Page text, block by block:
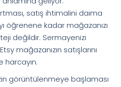
satış ihtimalini daima
öğrenene kadar mağazanızı
değildir. Sermayenizi
mağazanızın satışlarını
görüntülenmeye başlaması